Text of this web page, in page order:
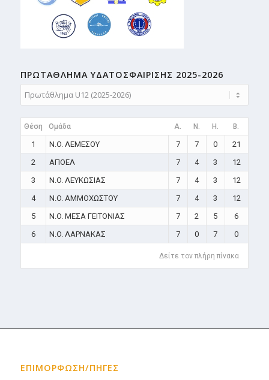
ΠΡΩΤΑΘΛΗMA ΥΔΑΤΟΣΦΑΙΡΙΣΗΣ 2025-2026
Θέση Ομάδα A. N. H. B.
1 N.O. ΛΕΜΕΣΟΥ 7 7 0
21
2
ΑΠΟΕΛ 7 4 3
12
3
N.O. ΛΕΥΚΩΣΙΑΣ 7 4 3
12
4
N.O. ΑΜΜΟΧΩΣΤΟΥ 7 4 3
12
5
N.O. ΜΕΣΑ ΓΕΙΤΟΝΙΑΣ 7 2 5
6
6
N.O. ΛΑΡΝΑΚΑΣ 7 0 7 0
Δείτε τον πλήρη πίνακα
ΕΠΙΜΟΡΦΩΣΗ/ΠΗΓΕΣ